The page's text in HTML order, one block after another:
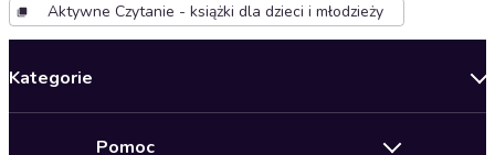
Aktywne Czytanie - książki dla dzieci i młodzieży
Kategorie
Pomoc